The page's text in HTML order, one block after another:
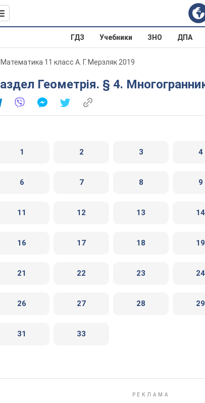
ГДЗ Учебники ЗНО ДПА
Математика 11 класс А. Г. Мерзляк 2019
Раздел Геометрія. § 4.
1 2 3 4
6 7 8 9
11 12 13 14
16 17 18 19
21 22 23 24
26 27 28 29
31 33